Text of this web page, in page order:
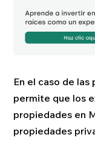
En el caso de
permite que los
propiedades en
propiedades